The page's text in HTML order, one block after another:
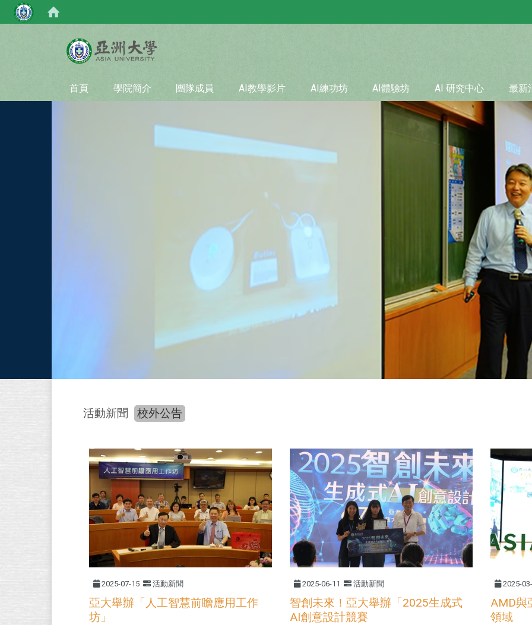
首頁 學院簡介 團隊成員 AI教學影片 AI練功坊 AI體驗坊 AI 研究中心 最新
活動新聞 校外公告
2025-07-15 活動新聞
亞大舉辦「人工智慧前瞻應用工作
坊」
2025-06-11 活動新聞
智創未來！亞大舉辦「2025生成式
AI創意設計競賽
2025-
AMD與
領域